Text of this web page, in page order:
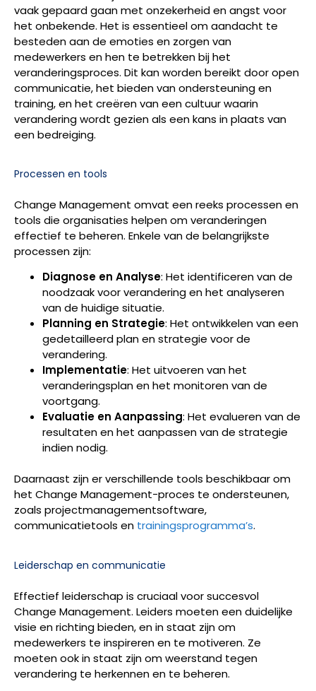
vaak gepaard gaan met onzekerheid en angst voor
het onbekende. Het is essentieel om aandacht te
besteden aan de emoties en zorgen van
medewerkers en hen te betrekken bij het
veranderingsproces. Dit kan worden bereikt door open
communicatie, het bieden van ondersteuning en
training, en het creëren van een cultuur waarin
verandering wordt gezien als een kans in plaats van
een bedreiging.
Processen en tools
Change Management omvat een reeks processen en
tools die organisaties helpen om veranderingen
effectief te beheren. Enkele van de belangrijkste
processen zijn:
Diagnose en Analyse: Het identificeren van de
noodzaak voor verandering en het analyseren
van de huidige situatie.
Planning en Strategie: Het ontwikkelen van een
gedetailleerd plan en strategie voor de
verandering.
Implementatie: Het uitvoeren van het
veranderingsplan en het monitoren van de
voortgang.
Evaluatie en Aanpassing: Het evalueren van de
resultaten en het aanpassen van de strategie
indien nodig.
Daarnaast zijn er verschillende tools beschikbaar om
het Change Management-proces te ondersteunen,
zoals projectmanagementsoftware,
communicatietools en trainingsprogramma’s.
Leiderschap en communicatie
Effectief leiderschap is cruciaal voor succesvol
Change Management. Leiders moeten een duidelijke
visie en richting bieden, en in staat zijn om
medewerkers te inspireren en te motiveren. Ze
moeten ook in staat zijn om weerstand tegen
verandering te herkennen en te beheren.